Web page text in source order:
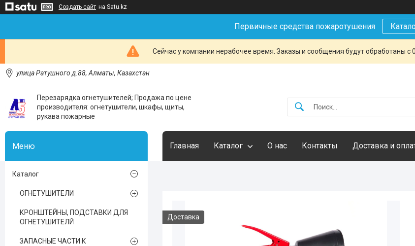
Создать сайт на Satu.kz
Первичные средства пожаротушения
Сейчас у компании нерабочее время. Заказы и сообщения будут обработаны с
улица Ратушного д.88, Алматы, Казахстан
Перезарядка огнетушителей; Продажа по цене
производителя: огнетушители, шкафы, щиты,
рукава пожарные
Главная Каталог О нас Контакты Доставка и
Доставка
Каталог
ОГНЕТУШИТЕЛИ
КРОНШТЕЙНЫ, ПОДСТАВКИ ДЛЯ
ОГНЕТУШИТЕЛЙ
ЗАПАСНЫЕ ЧАСТИ К